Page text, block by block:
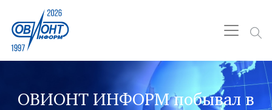
ОВИОНТ ИНФОРМ побывал в